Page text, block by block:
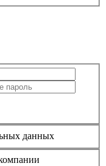
данных